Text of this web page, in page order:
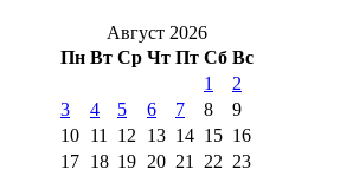
Август 2026
Пн Вт Ср Чт Пт Сб Вс
1
2
3
4 5 6 7 8
9
10 11 12 13 14 15 16
17 18 19 20 21 22 23